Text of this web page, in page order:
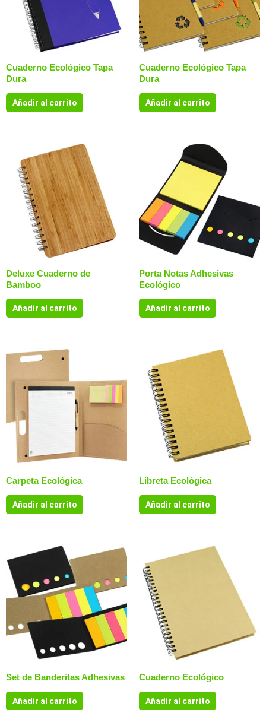
Cuaderno Ecológico Tapa
Dura
Añadir al carrito
Cuaderno Ecológico Tapa
Dura
Añadir al carrito
Deluxe Cuaderno de
Bamboo
Añadir al carrito
Porta Notas Adhesivas
Ecológico
Añadir al carrito
Carpeta Ecológica
Añadir al carrito
Libreta Ecológica
Añadir al carrito
Set de Banderitas Adhesivas
Añadir al carrito
Cuaderno Ecológico
Añadir al carrito